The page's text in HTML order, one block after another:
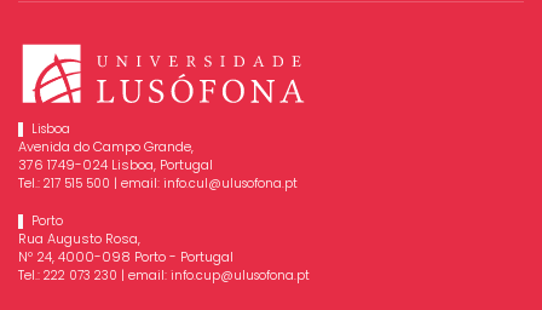
Lisboa
Avenida do Campo Grande,
376 1749-024 Lisboa, Portugal
Tel.: 217 515 500 | email: info.cul@ulusofona.pt
Porto
Rua Augusto Rosa,
Nº 24, 4000-098 Porto - Portugal
Tel.: 222 073 230 | email: info.cup@ulusofona.pt